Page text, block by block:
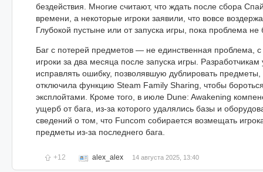
бездействия. Многие считают, что ждать после сбора
времени, а некоторые игроки заявили, что вовсе
Глубокой пустыне или от запуска игры, пока проблема не
Баг с потерей предметов — не единственная проблема, с
игроки за два месяца после запуска игры.
исправлять ошибку, позволявшую дублировать
отключила функцию Steam Family Sharing, чтобы
эксплойтами. Кроме того, в июле Dune: Awakening
ущерб от бага, из-за которого удалялись базы и
сведений о том, что Funcom собирается возмещать
предметы из-за последнего бага.
+12 alex_alex 14 августа 2025, 13:40